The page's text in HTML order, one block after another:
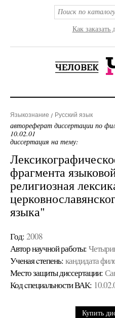
Как заказать
Языкознание Русский язык
автореферат диссертации по
10.02.01
диссертация на тему:
фрагмента
религиозная
языка"
Год: 2008
Автор научной работы:
Ученая cтепень: кандидата
Место защиты диссертации:
Код cпециальности ВАК:
Купить